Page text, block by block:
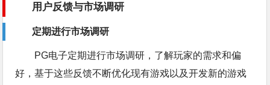
用户反馈与市场调研
定期进行市场调研
PG电子定期进行市场调研，了解玩家的需求和偏
好，基于这些反馈不断优化现有游戏以及开发新的游戏